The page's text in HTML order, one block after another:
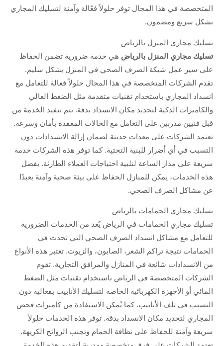
المتخصصة في هذا المجال توفر حلولاً فعّالة وآمنة لتسليك المجاري
بشكل سريع ومضمون.
تسليك مجاري المنزل بالرياض
تسليك مجاري المنزل بالرياض هي خدمة ضرورية تضمن الحفاظ
على سير عمل شبكة الصرف الصحي في المنزل بشكل سليم.
تقدم الشركات المتخصصة في هذا المجال حلولاً فعالة للتعامل مع
انسداد المجاري باستخدام تقنيات متقدمة مثل الضغط العالي
والكاميرات الذكية لتحديد مكان الانسداد بدقة. يتم تنفيذ الخدمة من
قبل فنيين مدربين على التعامل مع الحالات المعقدة بأمان وسرعة.
تعتمد الشركات على معدات حديثة لضمان إزالة الانسدادات دون
التسبب في أي أضرار للبنية التحتية. كما توفر هذه الشركات خدمة
سريعة على مدار الساعة لتلبية احتياجات العملاء الطارئة. بفضل
هذه الخدمات، يمكن للمنازل الحفاظ على بيئة صحية وآمنة بعيدًا
عن مشاكل الصرف الصحي.
تسليك مجاري الحمامات بالرياض
تسليك مجاري الحمامات في الرياض يُعد من الخدمات الضرورية
للتعامل مع مشاكل انسداد الصرف الصحي التي تحدث في
الحمامات نتيجة تراكم الشعر، الصابون، والزيوت. تعتبر هذه الأنواع
من الانسدادات شائعة في المنازل والمرافق التجارية. تقوم
الشركات المتخصصة في الرياض باستخدام تقنيات مثل الضغط
المائي أو الأجهزة الكهربائية الخاصة لتسليك الأنابيب بفعالية دون
التسبب في تلف الأنابيب. كما يُمكن الاستفادة من كاميرات فحص
المجاري لتحديد مكان الانسداد بدقة. توفر هذه الخدمات حلولاً
سريعة وآمنة للحفاظ على نظافة الحمام وتجنب الروائح الكريهة.